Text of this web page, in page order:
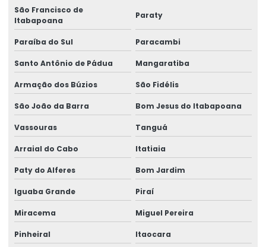
Lacre de garantia void
Lacre de papel
Lacre de segurança casca de ovo
Lacre de segurança void
Lacre void
Lacre void holográfico
Lacre void personalizado
Lacres void
Selo casca de ovo
Selo de garantia casca de ovo
São Francisco de
Itabapoana
Paraty
Paraíba do Sul Paracambi
Santo Antônio de Pádua Mangaratiba
Armação dos Búzios São Fidélis
São João da Barra Bom Jesus do Itabapoana
Vassouras Tanguá
Arraial do Cabo Itatiaia
Paty do Alferes Bom Jardim
Iguaba Grande Piraí
Miracema Miguel Pereira
Pinheiral Itaocara